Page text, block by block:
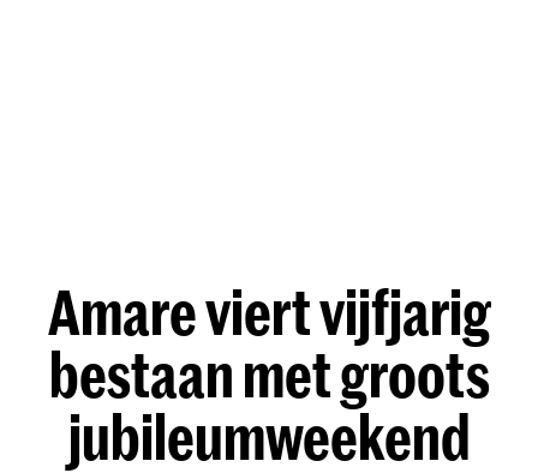
Amare viert vijfjarig
bestaan met groots
jubileumweekend